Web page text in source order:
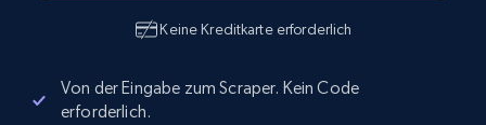
Keine Kreditkarte erforderlich
Von der Eingabe zum Scraper. Kein Code
erforderlich.